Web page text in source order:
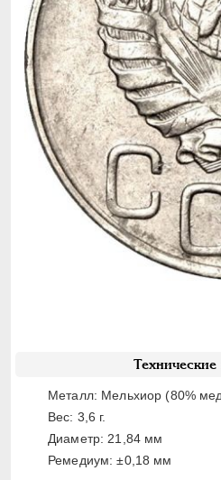
Металл: Мельхиор (80%
Вес: 3,6 г.
Диаметр: 21,84 мм
Ремедиум: ±0,18 мм